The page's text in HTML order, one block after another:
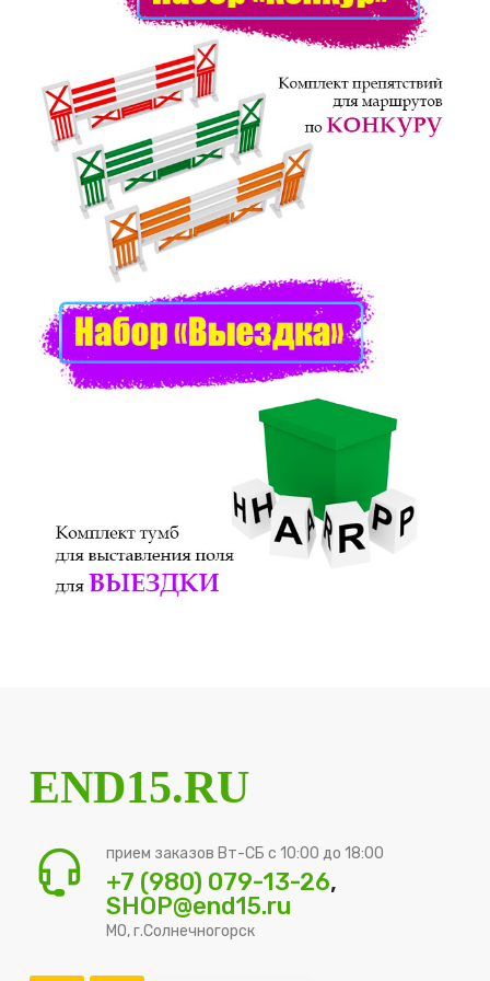
END15.RU
прием заказов Вт-СБ с 10:00 до 18:00
+7 (980) 079-13-26,
SHOP@end15.ru
МО, г.Солнечногорск